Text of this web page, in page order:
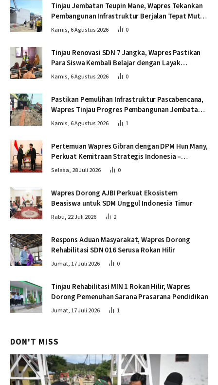
Tinjau Jembatan Teupin Mane, Wapres Tekankan
Pembangunan Infrastruktur Berjalan Tepat Mutu
dan Tepat Waktu
Kamis, 6 Agustus 2026 0
Tinjau Renovasi SDN 7 Jangka, Wapres Pastikan
Para Siswa Kembali Belajar dengan Layak
Pascabencana
Kamis, 6 Agustus 2026 0
Pastikan Pemulihan Infrastruktur Pascabencana,
Wapres Tinjau Progres Pembangunan Jembatan
Krueng Tingkeum Bireuen
Kamis, 6 Agustus 2026 1
Pertemuan Wapres Gibran dengan DPM Hun Many,
Perkuat Kemitraan Strategis Indonesia –
Kamboja
Selasa, 28 Juli 2026 0
Wapres Dorong AJBI Perkuat Ekosistem
Beasiswa untuk SDM Unggul Indonesia Timur
Rabu, 22 Juli 2026 2
Respons Aduan Masyarakat, Wapres Dorong
Rehabilitasi SDN 016 Serusa Rokan Hilir
Jumat, 17 Juli 2026 0
Tinjau Rehabilitasi MIN 1 Rokan Hilir, Wapres
Dorong Pemenuhan Sarana Prasarana Pendidikan
Jumat, 17 Juli 2026 1
DON'T MISS